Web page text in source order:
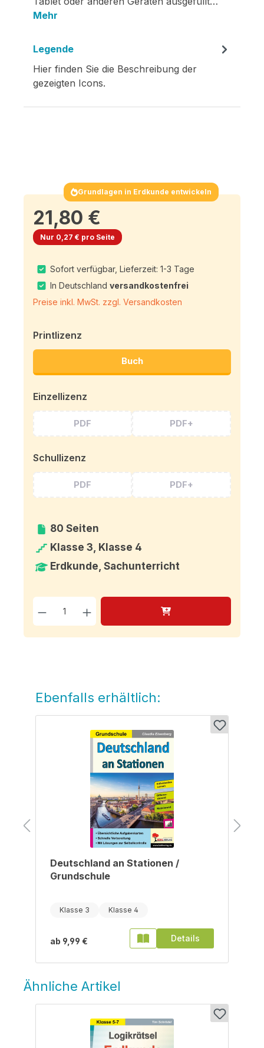
Mehr
Legende
Hier finden Sie die Beschreibung der
gezeigten Icons.
Grundlagen in Erdkunde entwickeln
21,80 €
Nur 0,27 € pro Seite
Sofort verfügbar, Lieferzeit: 1-3 Tage
In Deutschlandversandkostenfrei
Preise inkl. MwSt. zzgl. Versandkosten
Printlizenz
Buch
Einzellizenz
PDF PDF+
Schullizenz
PDF PDF+
80 Seiten
Klasse 3, Klasse 4
Erdkunde, Sachunterricht
Produkt Anzahl: Gib den
Produktgalerie überspringen
Ebenfalls erhältlich:
Deutschland an Stationen /
Grundschule
Klasse 3 Klasse 4
ab 9,99 € Details
Ähnliche Artikel